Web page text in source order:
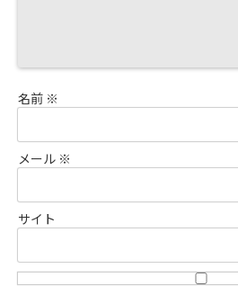
名前 ※
メール ※
サイト